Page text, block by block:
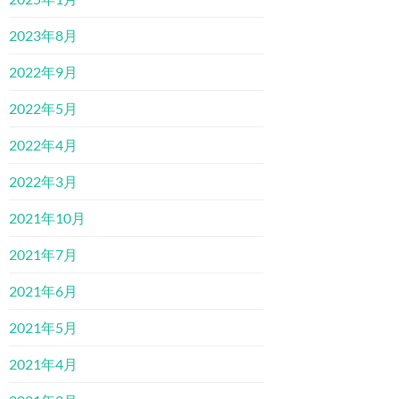
2023年8月
2022年9月
2022年5月
2022年4月
2022年3月
2021年10月
2021年7月
2021年6月
2021年5月
2021年4月